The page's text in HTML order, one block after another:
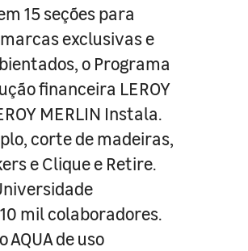
15 seções para
exclusivas e
o Programa
financeira LEROY
MERLIN Instala.
corte de madeiras,
e Clique e Retire.
mil colaboradores.
de uso